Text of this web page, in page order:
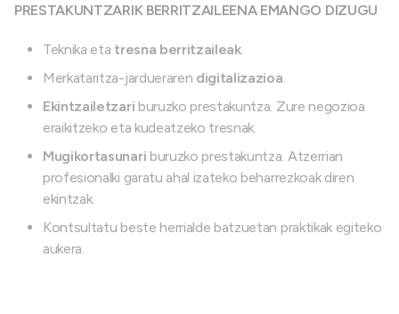
PRESTAKUNTZARIK BERRITZAILEENA EMANGO DIZUGU
Teknika eta tresna berritzaileak.
Merkataritza-jardueraren digitalizazioa.
Ekintzailetzari buruzko prestakuntza. Zure negozioa
eraikitzeko eta kudeatzeko tresnak.
Mugikortasunari buruzko prestakuntza. Atzerrian
profesionalki garatu ahal izateko beharrezkoak diren
ekintzak.
Kontsultatu beste herrialde batzuetan praktikak egiteko
aukera.